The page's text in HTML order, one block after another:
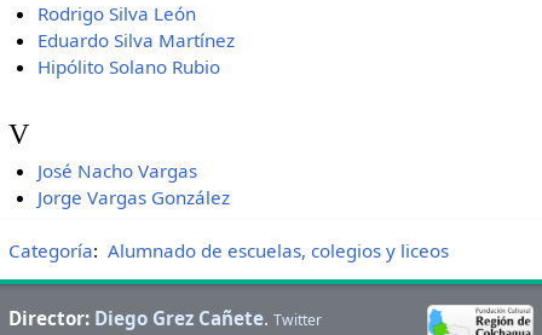
Rodrigo Silva León
Eduardo Silva Martínez
Hipólito Solano Rubio
V
José Nacho Vargas
Jorge Vargas González
Categoría: Alumnado de escuelas, colegios y liceos
Director: Diego Grez Cañete. Twitter